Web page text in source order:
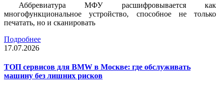
Аббревиатура МФУ расшифровывается как
многофункциональное устройство, способное не только
печатать, но и сканировать
Подробнее
17.07.2026
ТОП сервисов для BMW в Москве: где обслуживать
машину без лишних рисков